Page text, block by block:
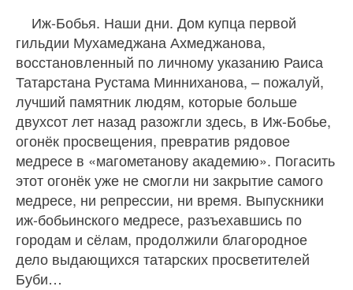
Иж-Бобья. Наши дни. Дом купца первой
гильдии Мухамеджана Ахмеджанова,
восстановленный по личному указанию Раиса
Татарстана Рустама Минниханова, – пожалуй,
лучший памятник людям, которые больше
двухсот лет назад разожгли здесь, в Иж-Бобье,
огонёк просвещения, превратив рядовое
медресе в «магометанову академию». Погасить
этот огонёк уже не смогли ни закрытие самого
медресе, ни репрессии, ни время. Выпускники
иж-бобьинского медресе, разъехавшись по
городам и сёлам, продолжили благородное
дело выдающихся татарских просветителей
Буби…